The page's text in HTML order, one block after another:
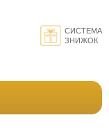
СИСТЕМА
ЗНИЖОК